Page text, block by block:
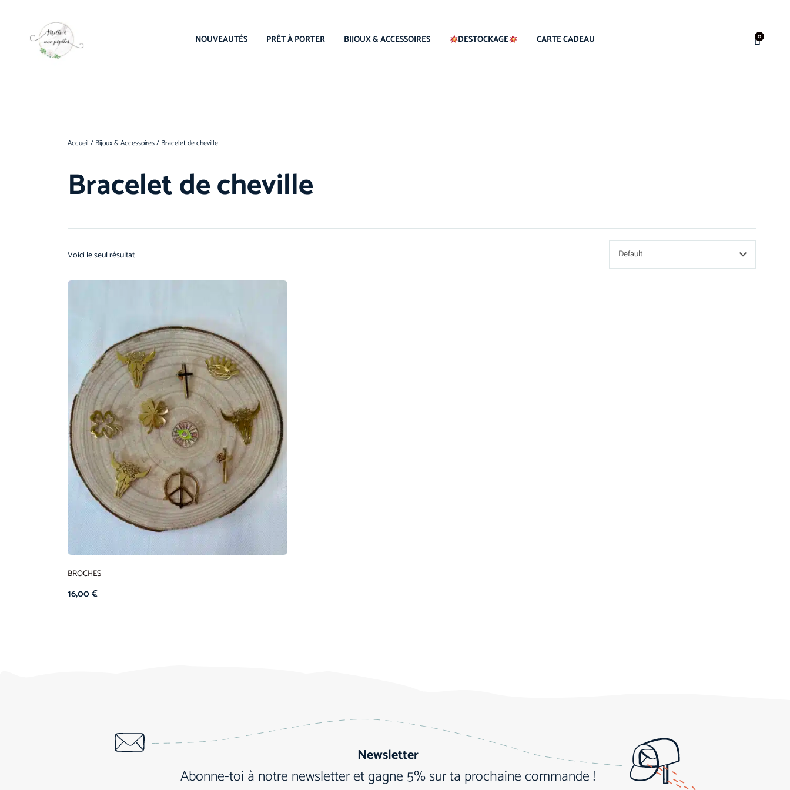
NOUVEAUTÉS PRÊT À PORTER BIJOUX & ACCESSOIRES DESTOCKAGE CARTE CADEAU 0
Accueil / Bijoux & Accessoires/ Bracelet de cheville
Bracelet de cheville
Voici le seul résultat Default
BROCHES
16,00€
Newsletter
Abonne-toi à notre newsletter et gagne 5% sur ta prochaine commande !